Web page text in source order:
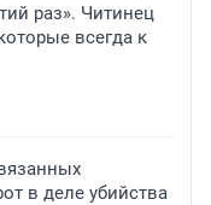
раз». Читинец
всегда к
в деле убийства